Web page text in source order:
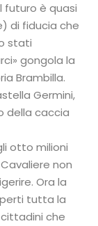
futuro è quasi
di fiducia che
stati
gongola la
Brambilla.
Germini,
della caccia
otto milioni
non
Ora la
tutta la
che